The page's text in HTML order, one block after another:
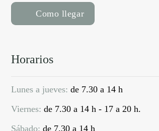
Como llegar
Horarios
Lunes a jueves: de 7.30 a 14 h
Viernes: de 7.30 a 14 h - 17 a 20 h.
Sábado: de 7.30 a 14 h